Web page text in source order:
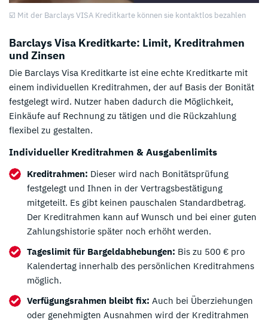
☑️ Mit der Barclays VISA Kreditkarte können sie kontaktlos bezahlen
Barclays Visa Kreditkarte: Limit, Kreditrahmen
und Zinsen
Die Barclays Visa Kreditkarte ist eine echte Kreditkarte mit
einem individuellen Kreditrahmen, der auf Basis der Bonität
festgelegt wird. Nutzer haben dadurch die Möglichkeit,
Einkäufe auf Rechnung zu tätigen und die Rückzahlung
flexibel zu gestalten.
Individueller Kreditrahmen & Ausgabenlimits
Kreditrahmen: Dieser wird nach Bonitätsprüfung
festgelegt und Ihnen in der Vertragsbestätigung
mitgeteilt. Es gibt keinen pauschalen Standardbetrag.
Der Kreditrahmen kann auf Wunsch und bei einer guten
Zahlungshistorie später noch erhöht werden.
Tageslimit für Bargeldabhebungen: Bis zu 500 € pro
Kalendertag innerhalb des persönlichen Kreditrahmens
möglich.
Verfügungsrahmen bleibt fix: Auch bei Überziehungen
oder genehmigten Ausnahmen wird der Kreditrahmen